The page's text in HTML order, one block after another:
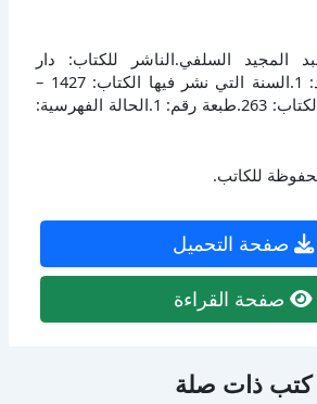
السلفي.الناشر للكتاب: دار
النوادر.مجلدات بعدد: 1.السنة التي نشر فيها الكتاب: 1427 –
2006.عدد صفحات الكتاب: 263.طبعة رقم: 1.الحالة الفهرسية:
للكاتب.
صفحة التحميل
صفحة القراءة
كتب ذات صلة